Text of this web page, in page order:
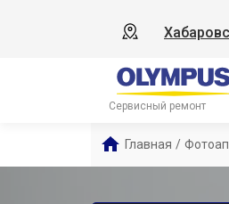
Сервисный ремонт
Главная /